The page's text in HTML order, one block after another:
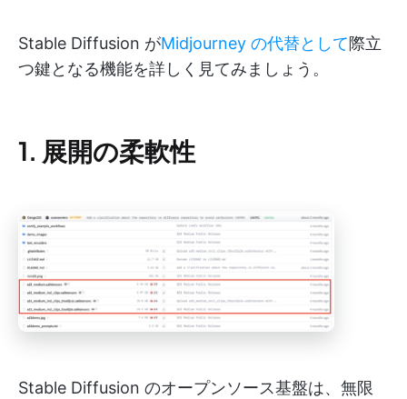
Stable Diffusion がMidjourney の代替として際立
つ鍵となる機能を詳しく見てみましょう。
1. 展開の柔軟性
Stable Diffusion のオープンソース基盤は、無限